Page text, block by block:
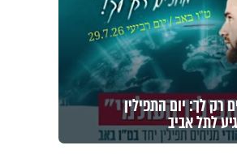
רק לך: יום התפילין
לתל אביב